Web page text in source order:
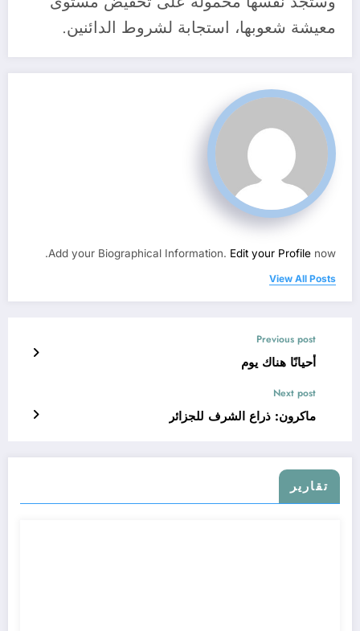
معيشة شعوبها، استجابة لشروط الدائنين.
Add your Biographical Information. Edit your Profile now.
View All Posts
Previous post
أحيانًا هناك يوم
Next post
ماكرون: ذراع الشرف للجزائر
تقارير